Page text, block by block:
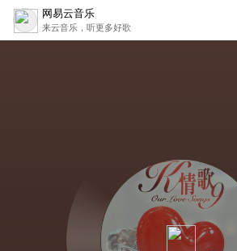
网易云音乐
来云音乐，听更多好歌